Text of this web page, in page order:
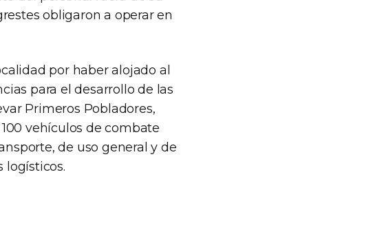
obligaron a operar en
por haber alojado al
para el desarrollo de las
Primeros Pobladores,
vehículos de combate
de uso general y de
logísticos.